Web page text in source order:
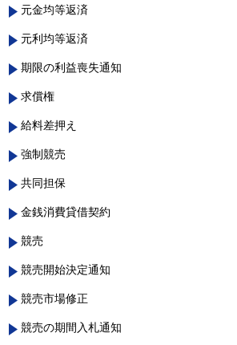
元金均等返済
元利均等返済
期限の利益喪失通知
求償権
給料差押え
強制競売
共同担保
金銭消費貸借契約
競売
競売開始決定通知
競売市場修正
競売の期間入札通知